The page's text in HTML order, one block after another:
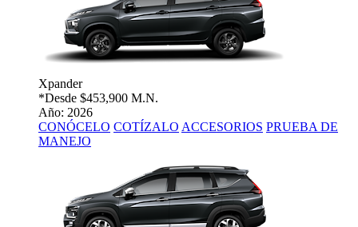
Xpander
*Desde $453,900 M.N.
Año: 2026
CONÓCELO COTÍZALO ACCESORIOS PRUEBA DE
MANEJO